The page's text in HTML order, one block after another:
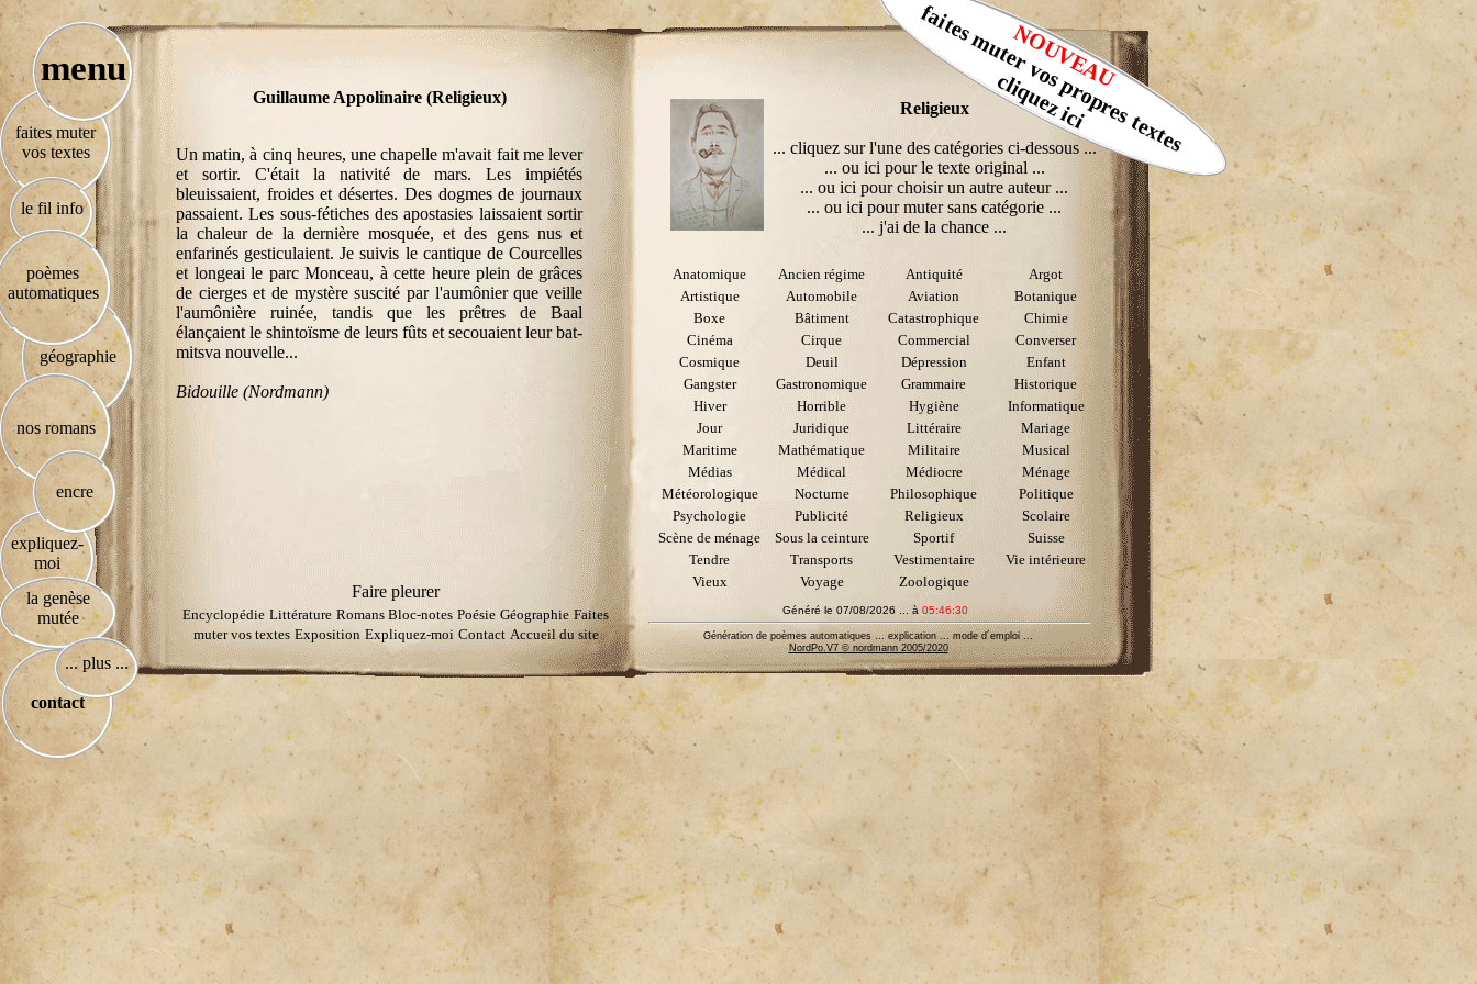
Guillaume Appolinaire (Religieux)
Un matin, à cinq heures, une chapelle m'avait fait me lever
et sortir. C'était la nativité de mars. Les impiétés
bleuissaient, froides et désertes. Des dogmes de journaux
passaient. Les sous-fétiches des apostasies laissaient sortir
la chaleur de la dernière mosquée, et des gens nus et
enfarinés gesticulaient. Je suivis le cantique de Courcelles
et longeai le parc Monceau, à cette heure plein de grâces
de cierges et de mystère suscité par l'aumônier que veille
l'aumônière ruinée, tandis que les prêtres de Baal
élançaient le shintoïsme de leurs fûts et secouaient leur bat-
mitsva nouvelle...
Bidouille (Nordmann)
Faire pleurer
Encyclopédie Littérature Romans Bloc-notes Poésie Géographie Faites
muter vos textes Exposition Expliquez-moi Contact Accueil du site
Religieux
... cliquez sur l'une des catégories ci-dessous ...
... ou ici pour le texte original ...
... ou ici pour choisir un autre auteur ...
... ou ici pour muter sans catégorie ...
... j'ai de la chance ...
Anatomique Ancien régime Antiquité
Argot
Artistique
Automobile Aviation
Botanique
Boxe
Bâtiment Catastrophique
Chimie
Cinéma
Cirque Commercial
Converser
Cosmique
Deuil Dépression
Enfant
Gangster
Gastronomique Grammaire
Historique
Hiver
Horrible Hygiène
Informatique
Jour
Juridique Littéraire
Mariage
Maritime
Mathématique Militaire
Musical
Médias
Médical Médiocre
Ménage
Météorologique
Nocturne Philosophique
Politique
Psychologie
Publicité Religieux
Scolaire
Scène de ménage
Sous la ceinture Sportif
Suisse
Tendre
Transports Vestimentaire
Vie intérieure
Vieux
Voyage Zoologique
Généré le 07/08/2026 ... à05:46:30
Génération de poèmes automatiques ... explication ... mode d´emploi ...
NordPo.V7 © nordmann 2005/2020
NOUVEAU
faites muter vos propres textes
cliquez ici
faites muter
vos textes
le fil info
géographie
poèmes
automatiques
expliquez-
moi
la genèse
mutée
... plus ...
nos romans
encre
menu
contact